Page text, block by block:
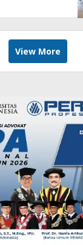
View More